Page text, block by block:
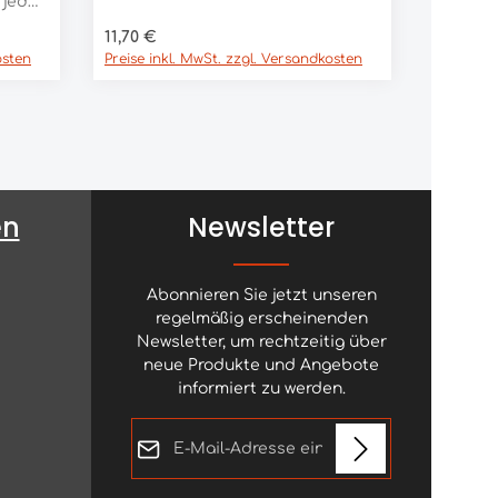
andere Bereiche, an denen dein
Pferd sich vor dem Putzen mit
Regulärer Preis:
11,70 €
Preise inkl. MwSt. zzgl. Versandkosten
Newsletter
Abonnieren Sie jetzt unseren
regelmäßig erscheinenden
Newsletter, um rechtzeitig über
neue Produkte und Angebote
informiert zu werden.
E-Mail-Adresse*